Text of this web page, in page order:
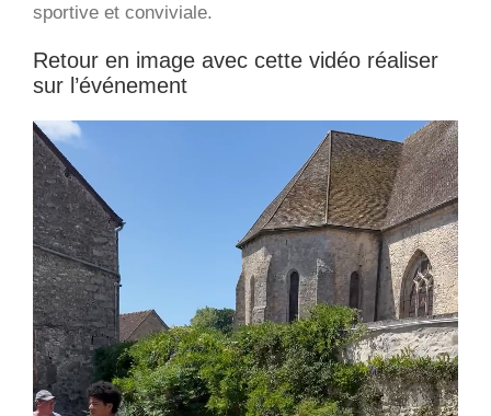
sportive et conviviale.
Retour en image avec cette vidéo réaliser
sur l’événement